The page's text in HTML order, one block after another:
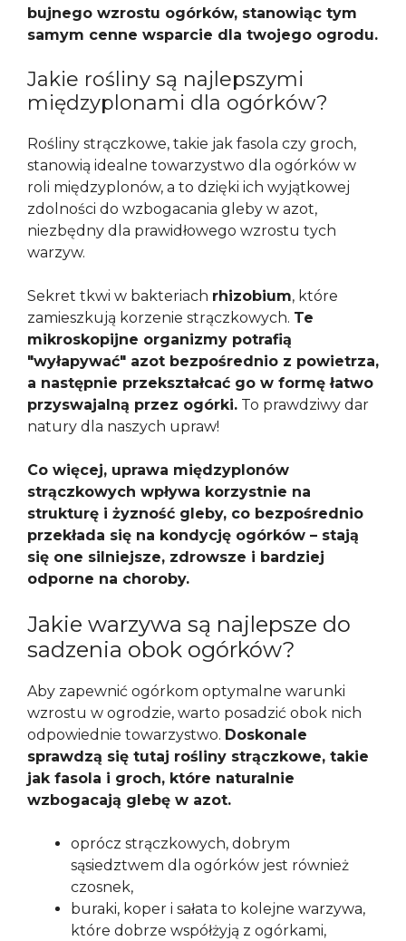
bujnego wzrostu ogórków, stanowiąc tym
samym cenne wsparcie dla twojego ogrodu.
Jakie rośliny są najlepszymi
międzyplonami dla ogórków?
Rośliny strączkowe, takie jak fasola czy groch,
stanowią idealne towarzystwo dla ogórków w
roli międzyplonów, a to dzięki ich wyjątkowej
zdolności do wzbogacania gleby w azot,
niezbędny dla prawidłowego wzrostu tych
warzyw.
Sekret tkwi w bakteriach rhizobium, które
zamieszkują korzenie strączkowych. Te
mikroskopijne organizmy potrafią
"wyłapywać" azot bezpośrednio z powietrza,
a następnie przekształcać go w formę łatwo
przyswajalną przez ogórki. To prawdziwy dar
natury dla naszych upraw!
Co więcej, uprawa międzyplonów
strączkowych wpływa korzystnie na
strukturę i żyzność gleby, co bezpośrednio
przekłada się na kondycję ogórków – stają
się one silniejsze, zdrowsze i bardziej
odporne na choroby.
Jakie warzywa są najlepsze do
sadzenia obok ogórków?
Aby zapewnić ogórkom optymalne warunki
wzrostu w ogrodzie, warto posadzić obok nich
odpowiednie towarzystwo. Doskonale
sprawdzą się tutaj rośliny strączkowe, takie
jak fasola i groch, które naturalnie
wzbogacają glebę w azot.
oprócz strączkowych, dobrym
sąsiedztwem dla ogórków jest również
czosnek,
buraki, koper i sałata to kolejne warzywa,
które dobrze współżyją z ogórkami,